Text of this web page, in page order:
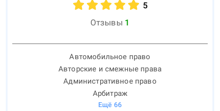
5
Отзывы 1
Автомобильное право
Авторские и смежные права
Административное право
Арбитраж
Ещё 66